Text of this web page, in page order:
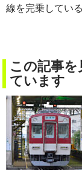
線を完乗している
この記事
ています